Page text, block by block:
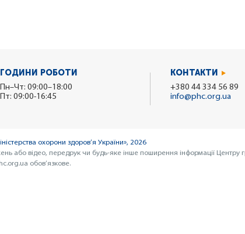
ГОДИНИ РОБОТИ
Пн–Чт: 09:00–18:00
Пт: 09:00-16:45
КОНТАКТИ
+380 44 334 56 89
info@phc.org.ua
охорони здоров’я України», 2026
або відео, передрук чи будь-яке інше поширення інформації
обов’язкове.